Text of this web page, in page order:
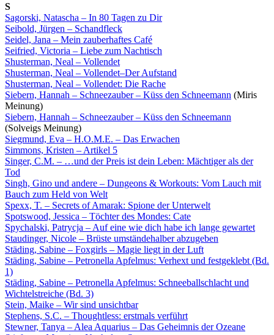
S
Sagorski, Natascha – In 80 Tagen zu Dir
Seibold, Jürgen – Schandfleck
Seidel, Jana – Mein zauberhaftes Café
Seifried, Victoria – Liebe zum Nachtisch
Shusterman, Neal – Vollendet
Shusterman, Neal – Vollendet–Der Aufstand
Shusterman, Neal – Vollendet: Die Rache
Siebern, Hannah – Schneezauber – Küss den Schneemann (Miris
Meinung)
Siebern, Hannah – Schneezauber – Küss den Schneemann
(Solveigs Meinung)
Siegmund, Eva – H.O.M.E. – Das Erwachen
Simmons, Kristen – Artikel 5
Singer, C.M. – …und der Preis ist dein Leben: Mächtiger als der
Tod
Singh, Gino und andere – Dungeons & Workouts: Vom Lauch mit
Bauch zum Held von Welt
Spexx, T. – Secrets of Amarak: Spione der Unterwelt
Spotswood, Jessica – Töchter des Mondes: Cate
Spychalski, Patrycja – Auf eine wie dich habe ich lange gewartet
Staudinger, Nicole – Brüste umständehalber abzugeben
Städing, Sabine – Foxgirls – Magie liegt in der Luft
Städing, Sabine – Petronella Apfelmus: Verhext und festgeklebt (Bd.
1)
Städing, Sabine – Petronella Apfelmus: Schneeballschlacht und
Wichtelstreiche (Bd. 3)
Stein, Maike – Wir sind unsichtbar
Stephens, S.C. – Thoughtless: erstmals verführt
Stewner, Tanya – Alea Aquarius – Das Geheimnis der Ozeane